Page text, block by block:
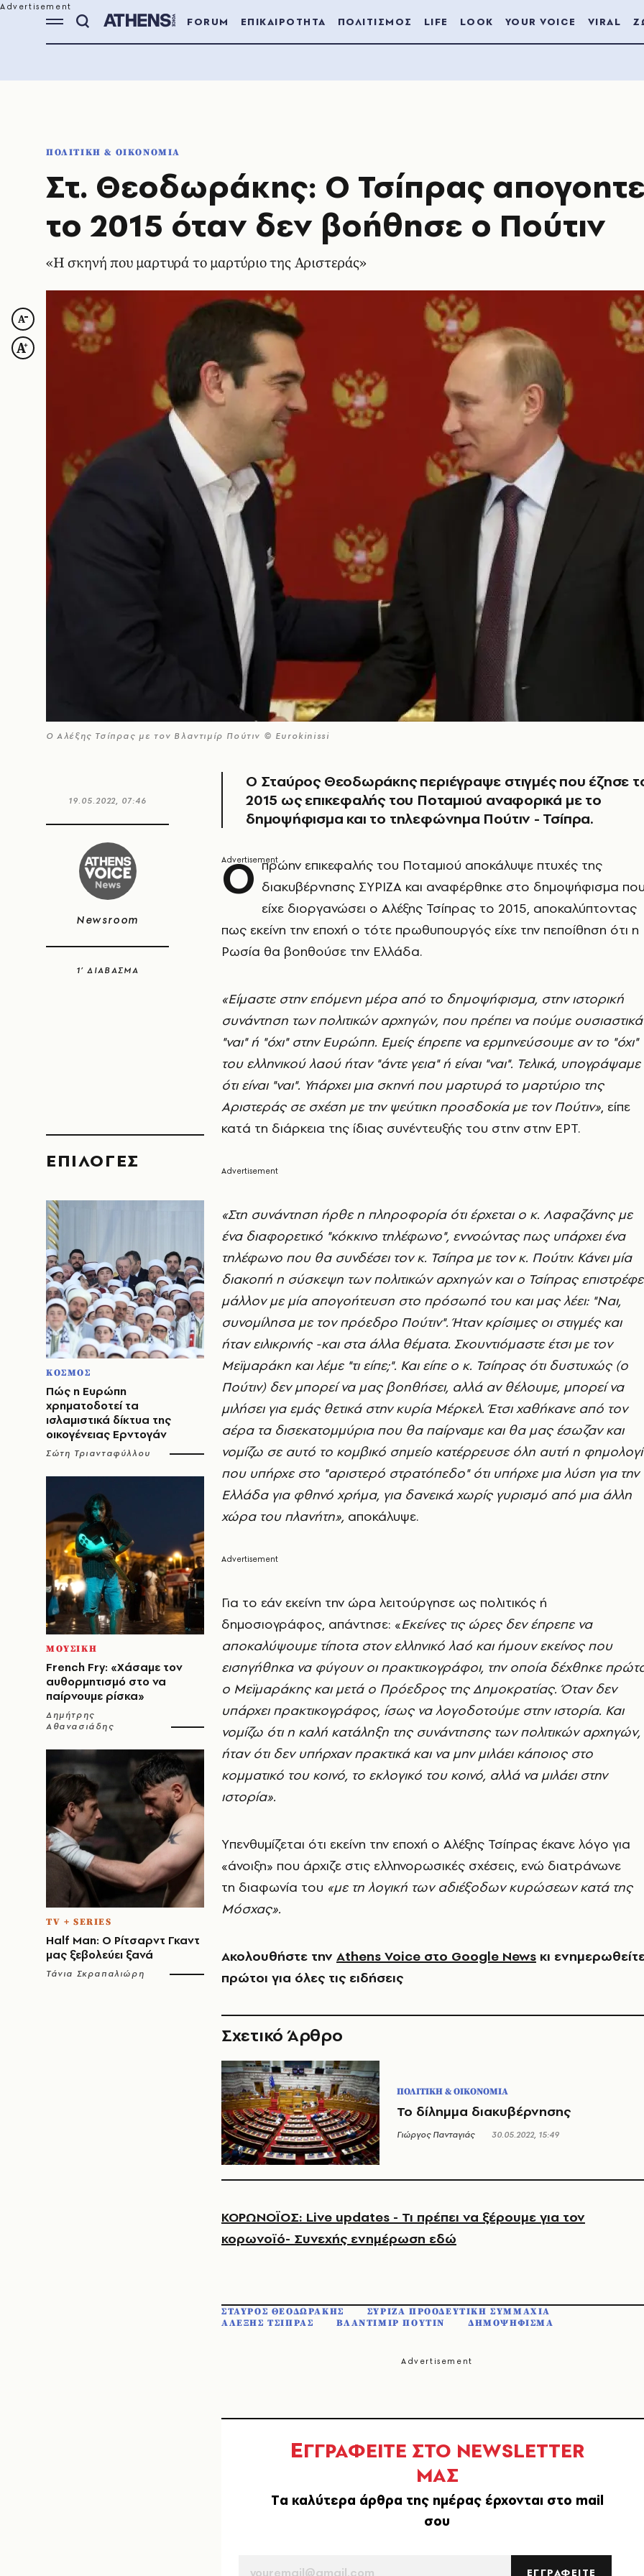
FORUM ΕΠΙΚΑΙΡΟΤΗΤΑ ΠΟΛΙΤΙΣΜΟΣ LIFE LOOK YOUR VOICE VIRAL
ΠΟΛΙΤΙΚΗ & ΟΙΚΟΝΟΜΙΑ
Στ. Θεοδωράκης: Ο Τσίπρας
το 2015 όταν δεν βοήθησε ο Πούτιν
«Η σκηνή που μαρτυρά το μαρτύριο της Αριστεράς»
O Αλέξης Τσίπρας με τον Βλαντιμίρ Πούτιν © Εurokinissi
19.05.2022, 07:46
Newsroom
1’ ΔΙΑΒΑΣΜΑ
EΠΙΛΟΓΈΣ
ΚΟΣΜΟΣ
Πώς η Ευρώπη
χρηματοδοτεί τα
ισλαμιστικά δίκτυα της
οικογένειας Ερντογάν
Σώτη Τριανταφύλλου
ΜΟΥΣΙΚΗ
French Fry: «Χάσαμε τον
αυθορμητισμό στο να
παίρνουμε ρίσκα»
Δημήτρης
Αθανασιάδης
TV + SERIES
Half Man: Ο Ρίτσαρντ Γκαντ
μας ξεβολεύει ξανά
Τάνια Σκραπαλιώρη
Ο Σταύρος Θεοδωράκης περιέγραψε στιγμές που έζησε
2015 ως επικεφαλής του Ποταμιού αναφορικά με το
δημοψήφισμα και το τηλεφώνημα Πούτιν - Τσίπρα.
Ο πρώην επικεφαλής του Ποταμιού αποκάλυψε πτυχές της
διακυβέρνησης ΣΥΡΙΖΑ και αναφέρθηκε στο δημοψήφισμα
είχε διοργανώσει ο Αλέξης Τσίπρας το 2015, αποκαλύπτοντας
πως εκείνη την εποχή ο τότε πρωθυπουργός είχε την πεποίθηση ότι η
Ρωσία θα βοηθούσε την Ελλάδα.
«Είμαστε στην επόμενη μέρα από το δημοψήφισμα, στην ιστορική
συνάντηση των πολιτικών αρχηγών, που πρέπει να πούμε ουσιαστικά
"ναι" ή "όχι" στην Ευρώπη. Εμείς έπρεπε να ερμηνεύσουμε αν το "όχι"
του ελληνικού λαού ήταν "άντε γεια" ή είναι "ναι". Τελικά, υπογράψαμε
ότι είναι "ναι". Υπάρχει μια σκηνή που μαρτυρά το μαρτύριο της
Αριστεράς σε σχέση με την ψεύτικη προσδοκία με τον Πούτιν», είπε
κατά τη διάρκεια της ίδιας συνέντευξής του στην στην ΕΡΤ.
«Στη συνάντηση ήρθε η πληροφορία ότι έρχεται ο κ. Λαφαζάνης με
ένα διαφορετικό "κόκκινο τηλέφωνο", εννοώντας πως υπάρχει ένα
τηλέφωνο που θα συνδέσει τον κ. Τσίπρα με τον κ. Πούτιν. Κάνει μία
διακοπή η σύσκεψη των πολιτικών αρχηγών και ο Τσίπρας
μάλλον με μία απογοήτευση στο πρόσωπό του και μας λέει: "Ναι,
συνομίλησα με τον πρόεδρο Πούτιν". Ήταν κρίσιμες οι στιγμές και
ήταν ειλικρινής -και στα άλλα θέματα. Σκουντιόμαστε έτσι με τον
Μεϊμαράκη και λέμε "τι είπε;". Και είπε ο κ. Τσίπρας ότι δυστυχώς (ο
Πούτιν) δεν μπορεί να μας βοηθήσει, αλλά αν θέλουμε, μπορεί να
μιλήσει για εμάς θετικά στην κυρία Μέρκελ. Έτσι χαθήκανε από τον
αέρα τα δισεκατομμύρια που θα παίρναμε και θα μας έσωζαν και
νομίζω σε αυτό το κομβικό σημείο κατέρρευσε όλη αυτή η
που υπήρχε στο "αριστερό στρατόπεδο" ότι υπήρχε μια λύση για την
Ελλάδα για φθηνό χρήμα, για δανεικά χωρίς γυρισμό από μια άλλη
χώρα του πλανήτη», αποκάλυψε.
Για το εάν εκείνη την ώρα λειτούργησε ως πολιτικός ή
δημοσιογράφος, απάντησε: «Εκείνες τις ώρες δεν έπρεπε να
αποκαλύψουμε τίποτα στον ελληνικό λαό και ήμουν εκείνος που
εισηγήθηκα να φύγουν οι πρακτικογράφοι, την οποία δέχθηκε
ο Μεϊμαράκης και μετά ο Πρόεδρος της Δημοκρατίας. Όταν δεν
υπάρχει πρακτικογράφος, ίσως να λογοδοτούμε στην ιστορία. Και
νομίζω ότι η καλή κατάληξη της συνάντησης των πολιτικών αρχηγών,
ήταν ότι δεν υπήρχαν πρακτικά και να μην μιλάει κάποιος στο
κομματικό του κοινό, το εκλογικό του κοινό, αλλά να μιλάει στην
ιστορία».
Yπενθυμίζεται ότι εκείνη την εποχή ο Αλέξης Τσίπρας έκανε λόγο για
«άνοιξη» που άρχιζε στις ελληνορωσικές σχέσεις, ενώ διατράνωνε
τη διαφωνία του «με τη λογική των αδιέξοδων κυρώσεων κατά της
Μόσχας».
Ακολουθήστε την Athens Voice στο Google News κι
πρώτοι για όλες τις ειδήσεις
Σχετικό Άρθρο
ΠΟΛΙΤΙΚΗ & ΟΙΚΟΝΟΜΙΑ
Το δίλημμα διακυβέρνησης
Γιώργος Πανταγιάς 30.05.2022, 15:49
ΚΟΡΩΝΟΪΟΣ: Live updates - Τι πρέπει να ξέρουμε για τον
κορωνοϊό- Συνεχής ενημέρωση εδώ
ΣΤΑΥΡΟΣ ΘΕΟΔΩΡΑΚΗΣ
ΣΥΡΙΖΑ ΠΡΟΟΔΕΥΤΙΚΗ ΣΥΜΜΑΧΙΑ
ΑΛΕΞΗΣ ΤΣΙΠΡΑΣ
ΒΛΑΝΤΙΜΙΡ ΠΟΥΤΙΝ ΔΗΜΟΨΗΦΙΣΜΑ
ΕΓΓΡΑΦΕΙΤΕ ΣΤΟ NEWSLETTER
ΜΑΣ
Tα καλύτερα άρθρα της ημέρας έρχονται στο mail
σου
ΕΓΓΡΑΦΕΙΤΕ